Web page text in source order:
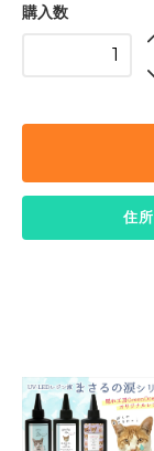
購入数
住